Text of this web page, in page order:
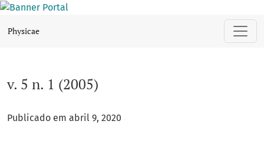
Physicae
v. 5 n. 1 (2005)
Publicado em abril 9, 2020